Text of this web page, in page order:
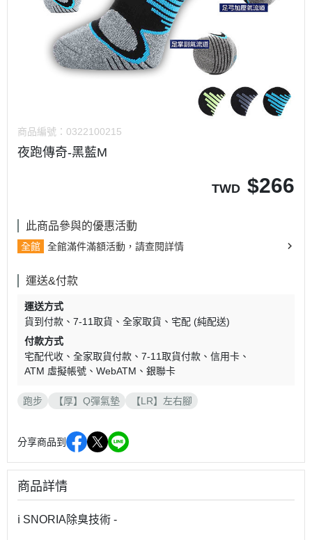
商品編號： 0322100215
夜跑傳奇-黑藍M
TWD $266
此商品參與的優惠活動
全館 全館滿件滿額活動，請查閱詳情
運送&付款
運送方式
貨到付款
7-11取貨 全家取貨
宅配 (純配送)
付款方式
宅配代收
全家取貨付款 7-11取貨付款
信用卡
ATM 虛擬帳號
WebATM 銀聯卡
跑步 【厚】Q彈氣墊 【LR】左右腳
分享商品到
商品詳情
ℹ️ SNORIA除臭技術 -